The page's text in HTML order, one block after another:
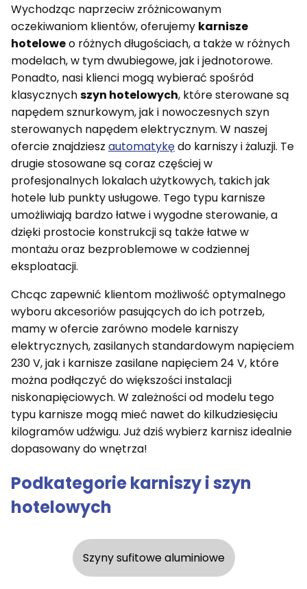
Wychodząc naprzeciw zróżnicowanym
oczekiwaniom klientów, oferujemy karnisze
hoteloweo różnych długościach, a także w różnych
modelach, w tym dwubiegowe, jak i jednotorowe.
Ponadto, nasi klienci mogą wybierać spośród
klasycznychszyn hotelowych, które sterowane są
napędem sznurkowym, jak i nowoczesnych szyn
sterowanych napędem elektrycznym. W naszej
ofercie znajdziesz automatykędo karniszy i żaluzji. Te
drugie stosowane są coraz częściej w
profesjonalnych lokalach użytkowych, takich jak
hotele lub punkty usługowe. Tego typu karnisze
umożliwiają bardzo łatwe i wygodne sterowanie, a
dzięki prostocie konstrukcji są także łatwe w
montażu oraz bezproblemowe w codziennej
eksploatacji.
Chcąc zapewnić klientom możliwość optymalnego
wyboru akcesoriów pasujących do ich potrzeb,
mamy w ofercie zarówno modele karniszy
elektrycznych, zasilanych standardowym napięciem
230 V, jak i karnisze zasilane napięciem 24 V, które
można podłączyć do większości instalacji
niskonapięciowych. W zależności od modelu tego
typu karnisze mogą mieć nawet do kilkudziesięciu
kilogramów udźwigu. Już dziś wybierz karnisz idealnie
dopasowany do wnętrza!
Podkategorie karniszy i szyn
hotelowych
Szyny sufitowe aluminiowe